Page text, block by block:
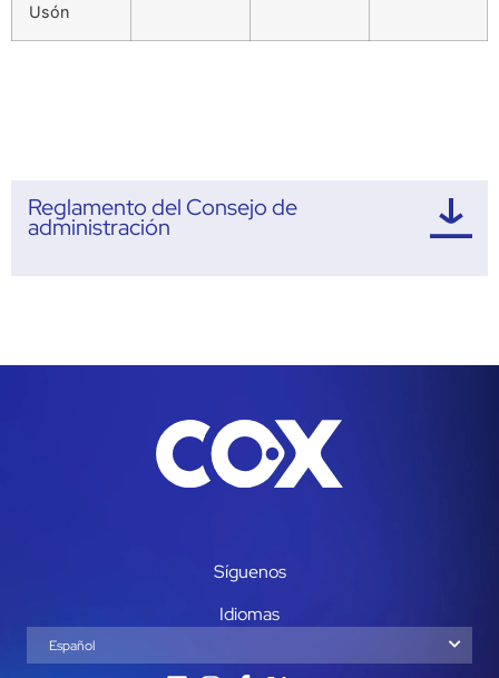
Usón
Reglamento del Consejo de
administración
Síguenos
Idiomas
Español
English